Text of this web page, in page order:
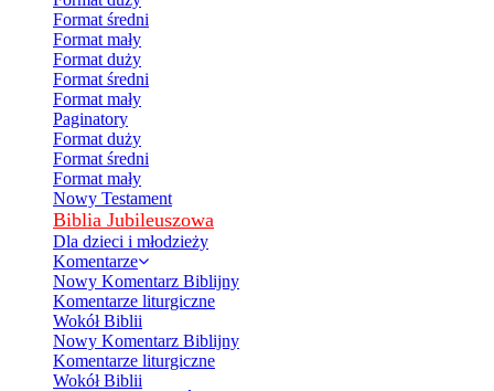
Format średni
Format mały
Format duży
Format średni
Format mały
Paginatory
Format duży
Format średni
Format mały
Nowy Testament
Biblia Jubileuszowa
Dla dzieci i młodzieży
Komentarze
Nowy Komentarz Biblijny
Komentarze liturgiczne
Wokół Biblii
Nowy Komentarz Biblijny
Komentarze liturgiczne
Wokół Biblii